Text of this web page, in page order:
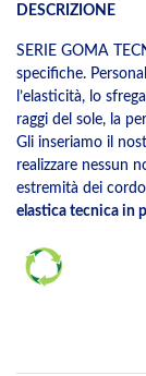
DESCRIZIONE
SERIE GOMA
specifiche.
l’elasticità, lo
raggi del sole, la
Gli inseriamo il
realizzare nessun
estremità dei
elastica tecnica in